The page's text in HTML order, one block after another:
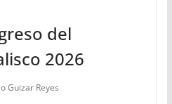
del
2026
Guizar Reyes